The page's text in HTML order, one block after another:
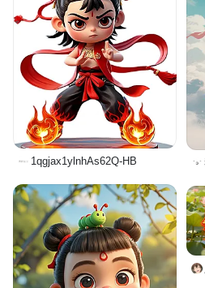
1qgjax1ylnhAs62Q-HB